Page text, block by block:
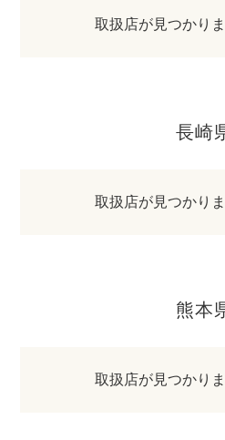
取扱店が見つかり
長崎
取扱店が見つかり
熊本
取扱店が見つかり